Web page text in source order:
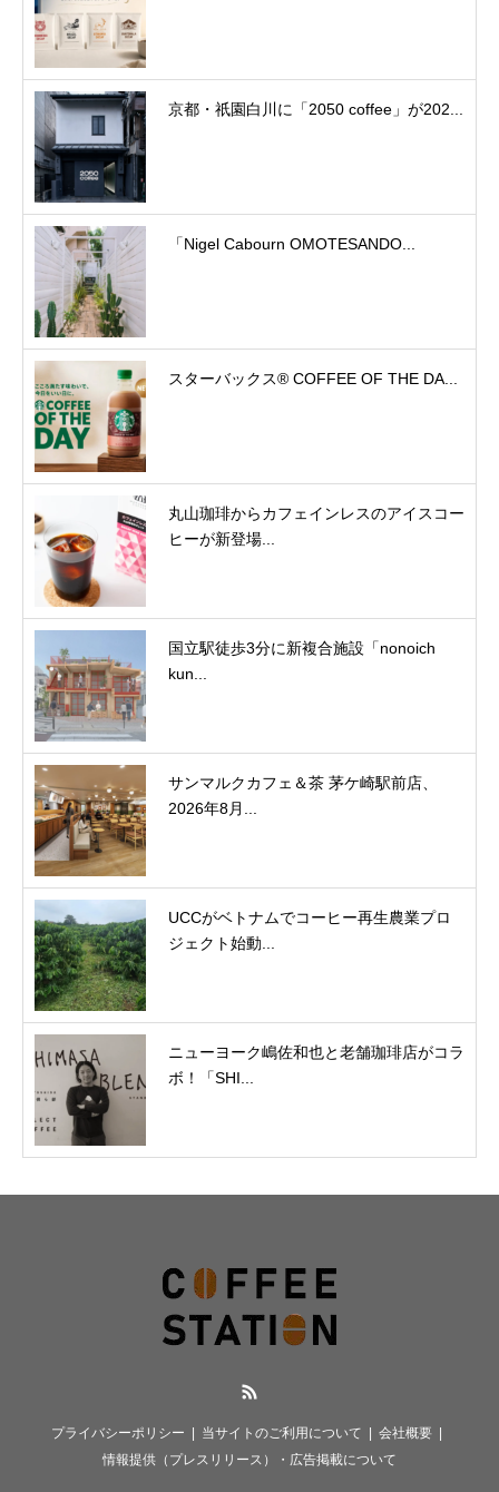
京都・祇園白川に「2050 coffee」が202...
「Nigel Cabourn OMOTESANDO...
スターバックス® COFFEE OF THE DA...
丸山珈琲からカフェインレスのアイスコー
ヒーが新登場...
国立駅徒歩3分に新複合施設「nonoich
kun...
サンマルクカフェ＆茶 茅ケ崎駅前店、
2026年8月...
UCCがベトナムでコーヒー再生農業プロ
ジェクト始動...
ニューヨーク嶋佐和也と老舗珈琲店がコラ
ボ！「SHI...
プライバシーポリシー 当サイトのご利用について
会社概要
情報提供（プレスリリース）・広告掲載について